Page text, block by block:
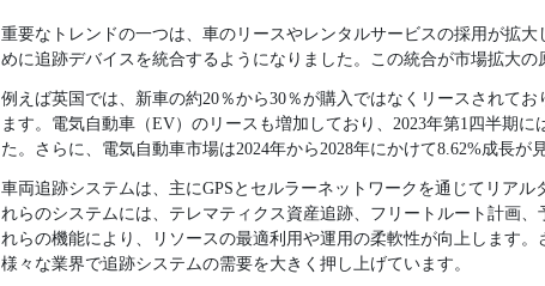
重要なトレンドの一つは、車のリースやレンタルサービスの採用が拡
めに追跡デバイスを統合するようになりました。この統合が市場拡大の
例えば英国では、新車の約20％から30％が購入ではなくリースされて
ます。電気自動車（EV）のリースも増加しており、2023年第1四半期
た。さらに、電気自動車市場は2024年から2028年にかけて8.62%成長が
車両追跡システムは、主にGPSとセルラーネットワークを通じてリア
れらのシステムには、テレマティクス資産追跡、フリートルート計画
れらの機能により、リソースの最適利用や運用の柔軟性が向上します
様々な業界で追跡システムの需要を大きく押し上げています。